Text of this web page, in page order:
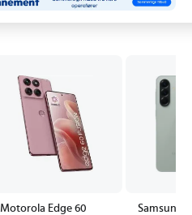
Motorola Edge 60
Samsung